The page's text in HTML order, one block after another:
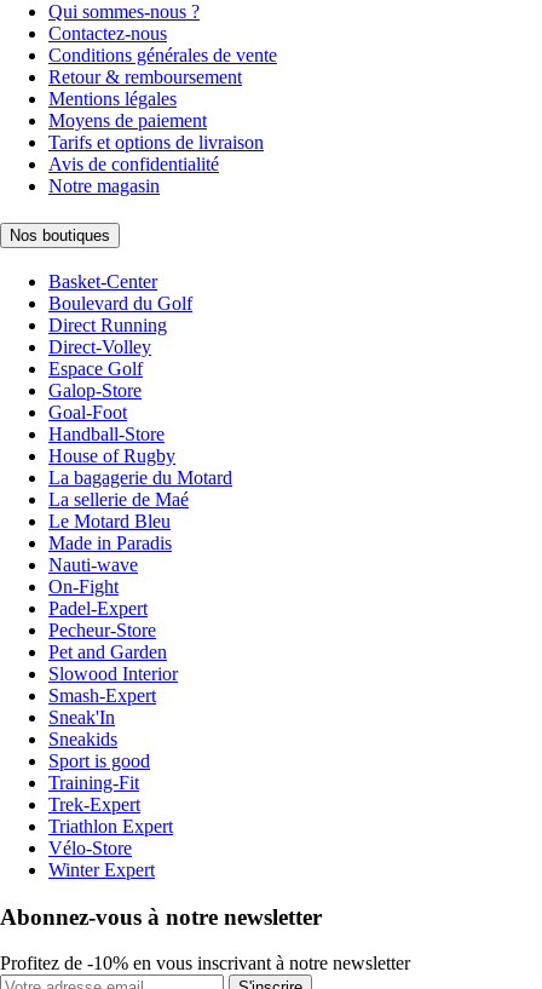
Qui sommes-nous ?
Contactez-nous
Conditions générales de vente
Retour & remboursement
Mentions légales
Moyens de paiement
Tarifs et options de livraison
Avis de confidentialité
Notre magasin
Nos boutiques
Basket-Center
Boulevard du Golf
Direct Running
Direct-Volley
Espace Golf
Galop-Store
Goal-Foot
Handball-Store
House of Rugby
La bagagerie du Motard
La sellerie de Maé
Le Motard Bleu
Made in Paradis
Nauti-wave
On-Fight
Padel-Expert
Pecheur-Store
Pet and Garden
Slowood Interior
Smash-Expert
Sneak'In
Sneakids
Sport is good
Training-Fit
Trek-Expert
Triathlon Expert
Vélo-Store
Winter Expert
Abonnez-vous à notre newsletter
Profitez de -10% en vous inscrivant à notre newsletter